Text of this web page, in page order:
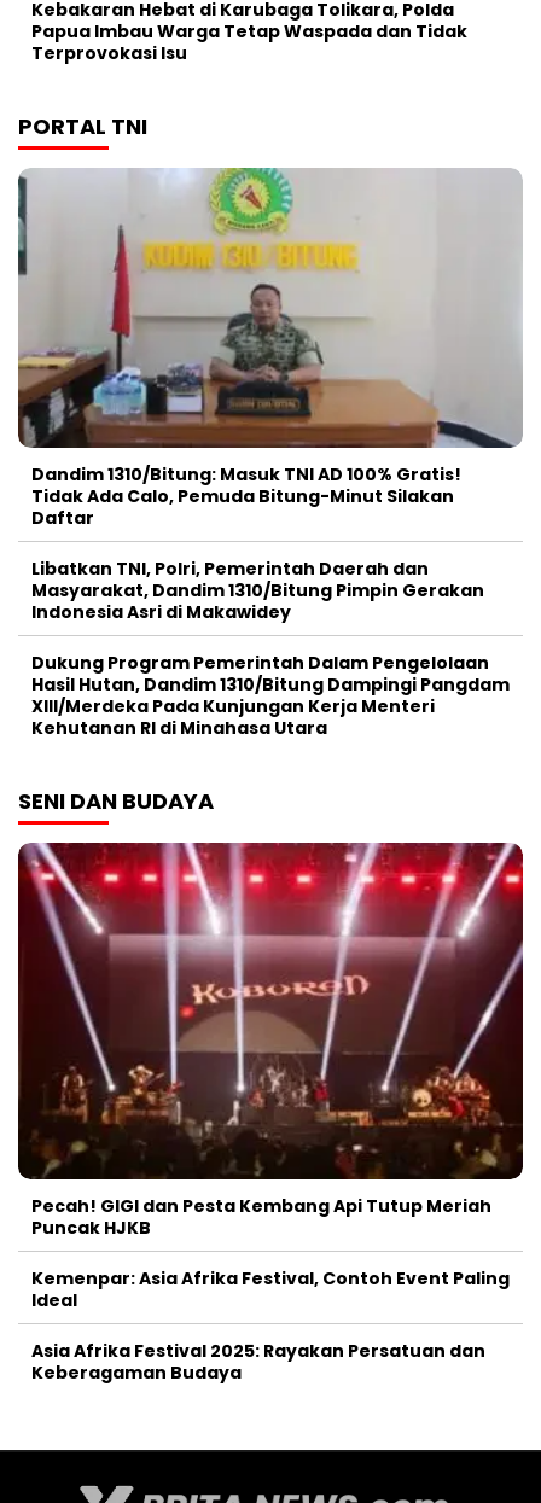
Kebakaran Hebat di Karubaga Tolikara, Polda
Papua Imbau Warga Tetap Waspada dan Tidak
Terprovokasi Isu
PORTAL TNI
Dandim 1310/Bitung: Masuk TNI AD 100% Gratis!
Tidak Ada Calo, Pemuda Bitung-Minut Silakan
Daftar
Libatkan TNI, Polri, Pemerintah Daerah dan
Masyarakat, Dandim 1310/Bitung Pimpin Gerakan
Indonesia Asri di Makawidey
Dukung Program Pemerintah Dalam Pengelolaan
Hasil Hutan, Dandim 1310/Bitung Dampingi Pangdam
XIII/Merdeka Pada Kunjungan Kerja Menteri
Kehutanan RI di Minahasa Utara
SENI DAN BUDAYA
Pecah! GIGI dan Pesta Kembang Api Tutup Meriah
Puncak HJKB
Kemenpar: Asia Afrika Festival, Contoh Event Paling
Ideal
Asia Afrika Festival 2025: Rayakan Persatuan dan
Keberagaman Budaya